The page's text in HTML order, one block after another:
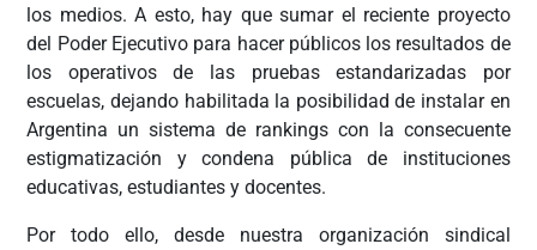
los medios. A esto, hay que sumar el reciente proyecto
del Poder Ejecutivo para hacer públicos los resultados de
los operativos de las pruebas estandarizadas por
escuelas, dejando habilitada la posibilidad de instalar en
Argentina un sistema de rankings con la consecuente
estigmatización y condena pública de instituciones
educativas, estudiantes y docentes.
Por todo ello, desde nuestra organización sindical